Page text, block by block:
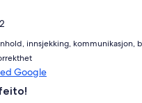
innsjekking, kommunikasjon,
Google